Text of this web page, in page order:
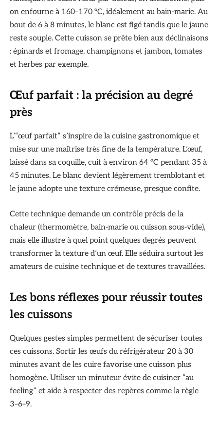
on enfourne à 160–170 °C, idéalement au bain-marie. Au
bout de 6 à 8 minutes, le blanc est figé tandis que le jaune
reste souple. Cette cuisson se prête bien aux déclinaisons
: épinards et fromage, champignons et jambon, tomates
et herbes par exemple.
Œuf parfait : la précision au degré
près
L’“œuf parfait” s’inspire de la cuisine gastronomique et
mise sur une maîtrise très fine de la température. L’œuf,
laissé dans sa coquille, cuit à environ 64 °C pendant 35 à
45 minutes. Le blanc devient légèrement tremblotant et
le jaune adopte une texture crémeuse, presque confite.
Cette technique demande un contrôle précis de la
chaleur (thermomètre, bain-marie ou cuisson sous-vide),
mais elle illustre à quel point quelques degrés peuvent
transformer la texture d’un œuf. Elle séduira surtout les
amateurs de cuisine technique et de textures travaillées.
Les bons réflexes pour réussir toutes
les cuissons
Quelques gestes simples permettent de sécuriser toutes
ces cuissons. Sortir les œufs du réfrigérateur 20 à 30
minutes avant de les cuire favorise une cuisson plus
homogène. Utiliser un minuteur évite de cuisiner “au
feeling” et aide à respecter des repères comme la règle
3–6–9.